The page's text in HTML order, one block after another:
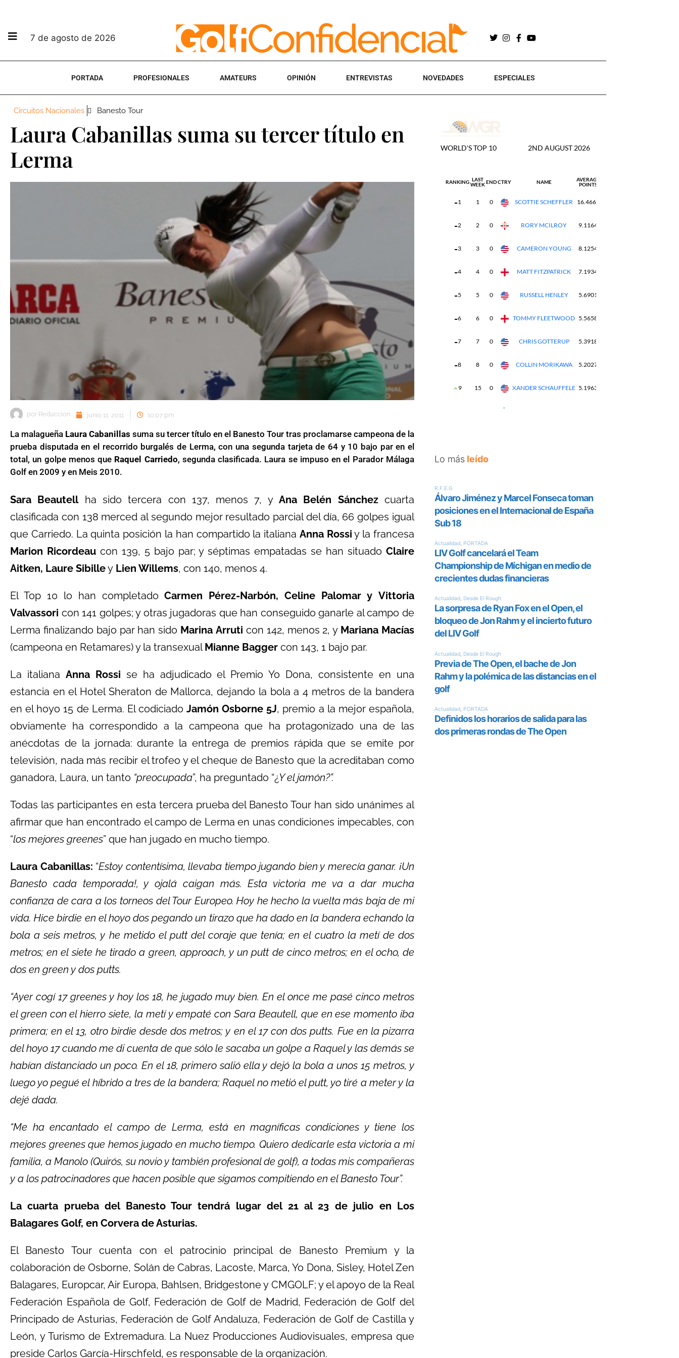
7 de agosto de 2026
PORTADA PROFESIONALES AMATEURS OPINIÓN ENTREVISTAS NOVEDADES ESPECIALES
Circuitos Nacionales Banesto Tour
Laura Cabanillas suma su tercer título en
Lerma
por Redaccion junio 11, 2011 10:07 pm
La malagueña Laura Cabanillas suma su tercer título en el Banesto Tour tras proclamarse campeona de la
prueba disputada en el recorrido burgalés de Lerma, con una segunda tarjeta de 64 y 10 bajo par en el
total, un golpe menos que Raquel Carriedo, segunda clasificada. Laura se impuso en el Parador Málaga
Golf en 2009 y en Meis 2010.
Sara Beautellha sido tercera con 137, menos 7, yAna Belén Sánchezcuarta
clasificada con 138 merced al segundo mejor resultado parcial del día, 66 golpes igual
que Carriedo. La quinta posición la han compartido la italiana Anna Rossi y la francesa
Marion Ricordeaucon 139, 5 bajo par; y séptimas empatadas se han situadoClaire
Aitken, Laure Sibilley Lien Willems, con 140, menos 4.
El Top 10 lo han completadoCarmen Pérez-Narbón, Celine Palomar y Vittoria
Valvassori con 141 golpes; y otras jugadoras que han conseguido ganarle al campo de
Lerma finalizando bajo par han sido Marina Arruti con 142, menos 2, y Mariana Macías
(campeona en Retamares) y la transexual Mianne Bagger con 143, 1 bajo par.
La italiana Anna Rossi se ha adjudicado el Premio Yo Dona, consistente en una
estancia en el Hotel Sheraton de Mallorca, dejando la bola a 4 metros de la bandera
en el hoyo 15 de Lerma. El codiciadoJamón Osborne 5J, premio a la mejor española,
obviamente ha correspondido a la campeona que ha protagonizado una de las
anécdotas de la jornada: durante la entrega de premios rápida que se emite por
televisión, nada más recibir el trofeo y el cheque de Banesto que la acreditaban como
ganadora, Laura, un tanto “preocupada”, ha preguntado “¿Y el jamón?”.
Todas las participantes en esta tercera prueba del Banesto Tour han sido unánimes al
afirmar que han encontrado el campo de Lerma en unas condiciones impecables, con
“los mejores greenes” que han jugado en mucho tiempo.
Laura Cabanillas: “Estoy contentísima, llevaba tiempo jugando bien y merecía ganar. ¡Un
Banesto cada temporada!, y ojalá caigan más. Esta victoria me va a dar mucha
confianza de cara a los torneos del Tour Europeo. Hoy he hecho la vuelta más baja de mi
vida. Hice birdie en el hoyo dos pegando un tirazo que ha dado en la bandera echando la
bola a seis metros, y he metido el putt del coraje que tenía; en el cuatro la metí de dos
metros; en el siete he tirado a green, approach, y un putt de cinco metros; en el ocho, de
dos en green y dos putts.
“Ayer cogí 17 greenes y hoy los 18, he jugado muy bien. En el once me pasé cinco metros
el green con el hierro siete, la metí y empaté con Sara Beautell, que en ese momento iba
primera; en el 13, otro birdie desde dos metros; y en el 17 con dos putts. Fue en la pizarra
del hoyo 17 cuando me di cuenta de que sólo le sacaba un golpe a Raquel y las demás se
habían distanciado un poco. En el 18, primero salió ella y dejó la bola a unos 15 metros, y
luego yo pegué el híbrido a tres de la bandera; Raquel no metió el putt, yo tiré a meter y la
dejé dada.
“Me ha encantado el campo de Lerma, está en magníficas condiciones y tiene los
mejores greenes que hemos jugado en mucho tiempo. Quiero dedicarle esta victoria a mi
familia, a Manolo (Quirós, su novio y también profesional de golf), a todas mis compañeras
y a los patrocinadores que hacen posible que sigamos compitiendo en el Banesto Tour”.
La cuarta prueba del Banesto Tour tendrá lugar del 21 al 23 de julio en Los
Balagares Golf, en Corvera de Asturias.
El Banesto Tour cuenta con el patrocinio principal de Banesto Premium y la
colaboración de Osborne, Solán de Cabras, Lacoste, Marca, Yo Dona, Sisley, Hotel Zen
Balagares, Europcar, Air Europa, Bahlsen, Bridgestone y CMGOLF; y el apoyo de la Real
Federación Española de Golf, Federación de Golf de Madrid, Federación de Golf del
Principado de Asturias, Federación de Golf Andaluza, Federación de Golf de Castilla y
León, y Turismo de Extremadura. La Nuez Producciones Audiovisuales, empresa que
preside Carlos García-Hirschfeld, es responsable de la organización.
Lo más leído